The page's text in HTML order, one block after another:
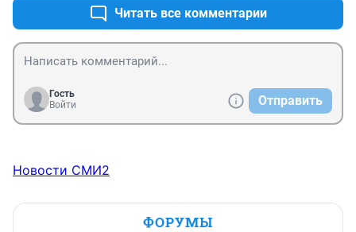
произведут 1,3 миллиона снарядов.
Один снаряд, произведенный на Западе, стоит в
среднем $4000, а российский – около $1000.
Читать все комментарии
Гость
Войти
Отправить
Новости СМИ2
ФОРУМЫ